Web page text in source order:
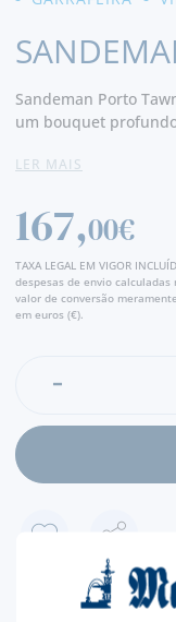
Sandeman Porto
um bouquet
especiarias e frutos
extraordinário
e a vivacidade do
da Sandeman. -
LER MAIS
167,00€
TAXA LEGAL EM VIGOR
despesas de envio
valor de conversão
em euros (€).